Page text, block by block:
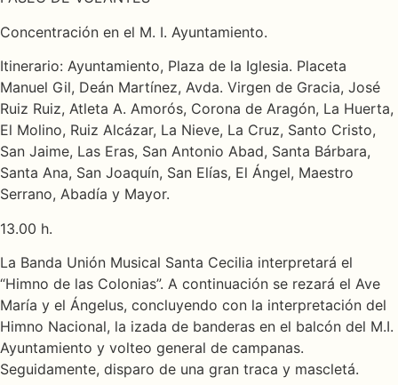
Concentración en el M. I. Ayuntamiento.
Itinerario: Ayuntamiento, Plaza de la Iglesia. Placeta
Manuel Gil, Deán Martínez, Avda. Virgen de Gracia, José
Ruiz Ruiz, Atleta A. Amorós, Corona de Aragón, La Huerta,
El Molino, Ruiz Alcázar, La Nieve, La Cruz, Santo Cristo,
San Jaime, Las Eras, San Antonio Abad, Santa Bárbara,
Santa Ana, San Joaquín, San Elías, El Ángel, Maestro
Serrano, Abadía y Mayor.
13.00 h.
La Banda Unión Musical Santa Cecilia interpretará el
“Himno de las Colonias”. A continuación se rezará el Ave
María y el Ángelus, concluyendo con la interpretación del
Himno Nacional, la izada de banderas en el balcón del M.I.
Ayuntamiento y volteo general de campanas.
Seguidamente, disparo de una gran traca y mascletá.